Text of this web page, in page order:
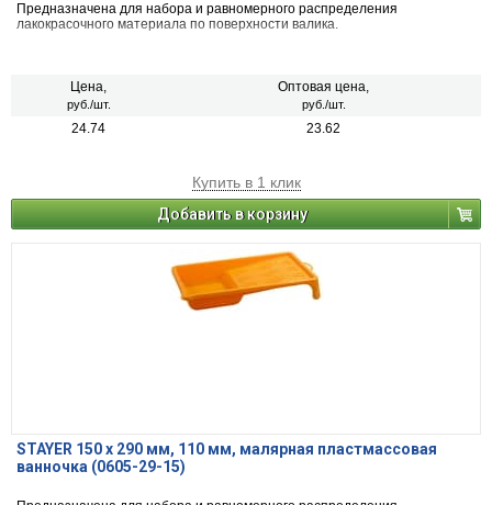
Предназначена для набора и равномерного распределения
лакокрасочного материала по поверхности валика.
Цена,
руб./шт.
Оптовая цена,
руб./шт.
24.74 23.62
Купить в 1 клик
Добавить в корзину
STAYER 150 х 290 мм, 110 мм, малярная пластмассовая
ванночка (0605-29-15)